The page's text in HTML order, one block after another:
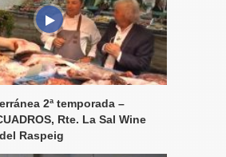
2ª temporada –
Rte. La Sal Wine
Raspeig